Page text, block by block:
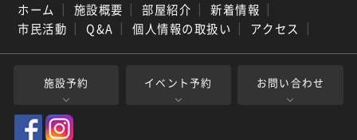
ホーム ｜ 施設概要 ｜ 部屋紹介 ｜ 新着情報 ｜
市民活動 ｜ Q&A ｜ 個人情報の取扱い ｜ アクセス ｜
施設予約 イベント予約 お問い合わせ